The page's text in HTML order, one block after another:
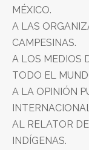
MÉXICO.
A LAS
CAMPESINAS.
A LOS MEDIOS
TODO EL
A LA OPINIÓN
AL RELATOR
INDÍGENAS.